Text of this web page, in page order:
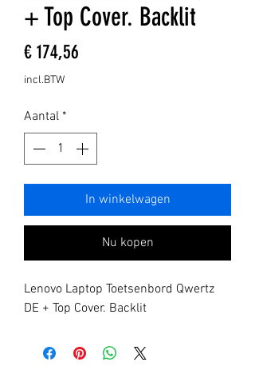
+ Top Cover. Backlit
€ 174,56
incl.BTW
Aantal *
In winkelwagen
Nu kopen
Lenovo Laptop Toetsenbord Qwertz
DE + Top Cover. Backlit